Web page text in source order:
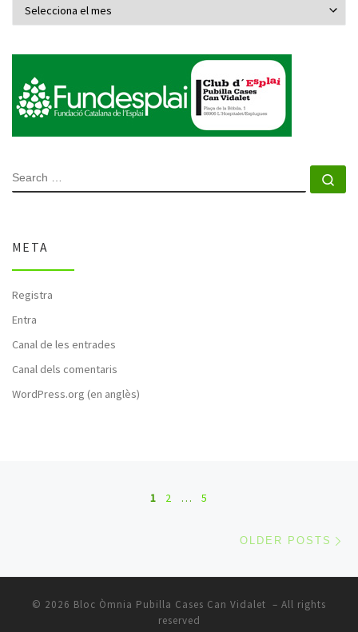
SEARCH
META
Registra
Entra
Canal de les entrades
Canal dels comentaris
WordPress.org (en anglès)
Posts navigation
1 2 … 5
OLDER POSTS
© 2026 Bloc Òmnia Pubilla Cases Can Vidalet – All rights
reserved